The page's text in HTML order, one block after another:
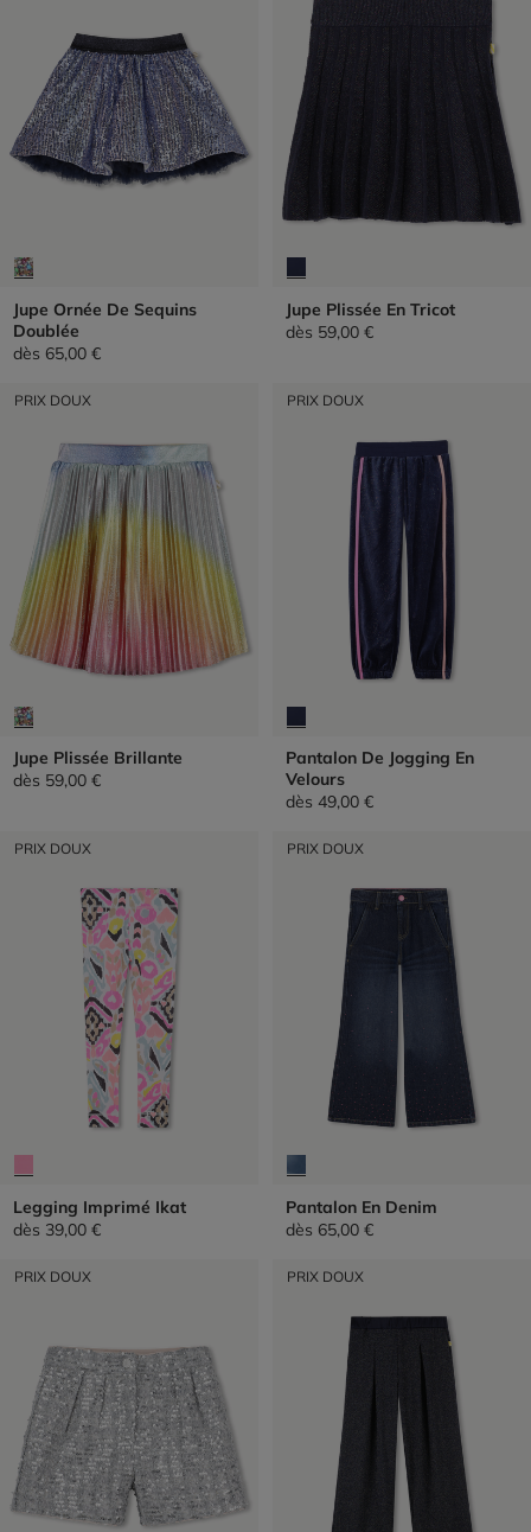
Jupe Ornée De Sequins
Doublée
dès 65,00 €
Jupe Plissée En Tricot
dès 59,00 €
PRIX DOUX
Jupe Plissée Brillante
dès 59,00 €
PRIX DOUX
Pantalon De Jogging En
Velours
dès 49,00 €
PRIX DOUX
Legging Imprimé Ikat
dès 39,00 €
PRIX DOUX
Pantalon En Denim
dès 65,00 €
PRIX DOUX PRIX DOUX